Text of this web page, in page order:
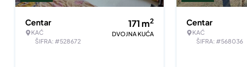
Centar
KAĆ
ŠIFRA: #528672
171 m2
DVOJNA KUĆA
Centar
KAĆ
ŠIFRA: #568036